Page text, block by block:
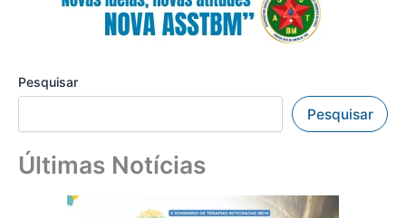
Pesquisar
Pesquisar
Últimas Notícias